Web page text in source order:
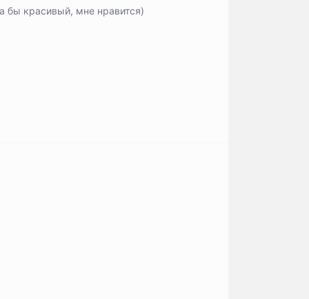
бы красивый, мне нравится)